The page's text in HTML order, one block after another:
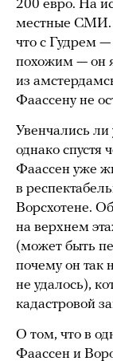
200 евро. На
местные СМИ.
что с Гудрем
похожим — он
из
Фаассену не
Увенчались ли
однако спустя
Фаассен уже
в
Ворсхотене.
на верхнем
(может быть
почему он так
не удалось),
кадастровой
О том, что в
Фаассен и